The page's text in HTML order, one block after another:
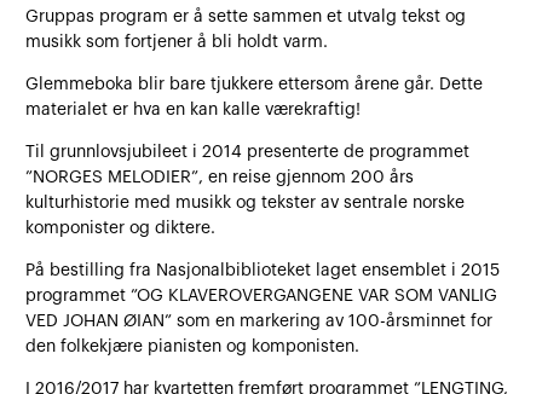
Gruppas program er å sette sammen et utvalg tekst og
musikk som fortjener å bli holdt varm.
Glemmeboka blir bare tjukkere ettersom årene går. Dette
materialet er hva en kan kalle værekraftig!
Til grunnlovsjubileet i 2014 presenterte de programmet
”NORGES MELODIER”, en reise gjennom 200 års
kulturhistorie med musikk og tekster av sentrale norske
komponister og diktere.
På bestilling fra Nasjonalbiblioteket laget ensemblet i 2015
programmet ”OG KLAVEROVERGANGENE VAR SOM VANLIG
VED JOHAN ØIAN” som en markering av 100-årsminnet for
den folkekjære pianisten og komponisten.
I 2016/2017 har kvartetten fremført programmet ”LENGTING,